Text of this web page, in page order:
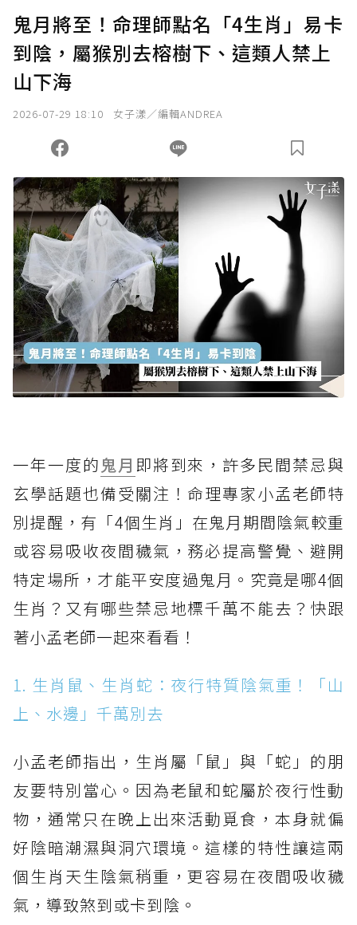
確認送出
您當前剩餘 U 利點數：0點；前往 購買點數
鬼月將至！命理師點名「4生肖」易卡
到陰，屬猴別去榕樹下、這類人禁上
山下海
2026-07-29 18:10 女子漾／編輯ANDREA
一年一度的鬼月 即將到來，許多民間禁忌與
玄學話題也備受關注！命理專家小孟老師特
別提醒，有「4個生肖」在鬼月期間陰氣較重
或容易吸收夜間穢氣，務必提高警覺、避開
特定場所，才能平安度過鬼月。究竟是哪4個
生肖？又有哪些禁忌地標千萬不能去？快跟
著小孟老師一起來看看！
1. 生肖鼠、生肖蛇：夜行特質陰氣重！「山
上、水邊」千萬別去
小孟老師指出，生肖屬「鼠」與「蛇」的朋
友要特別當心。因為老鼠和蛇屬於夜行性動
物，通常只在晚上出來活動覓食，本身就偏
好陰暗潮濕與洞穴環境。這樣的特性讓這兩
個生肖天生陰氣稍重，更容易在夜間吸收穢
氣，導致煞到或卡到陰。